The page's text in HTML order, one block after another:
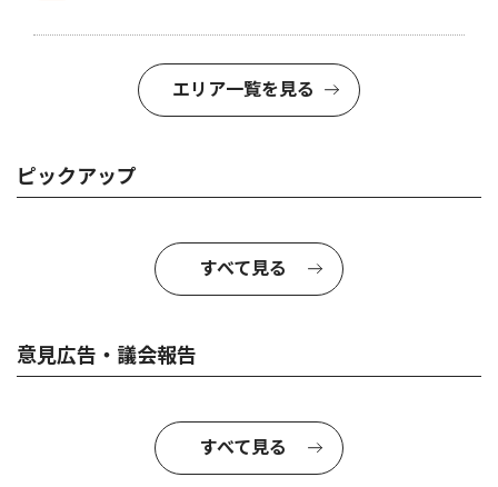
エリア一覧を見る
ピックアップ
すべて見る
意見広告・議会報告
すべて見る